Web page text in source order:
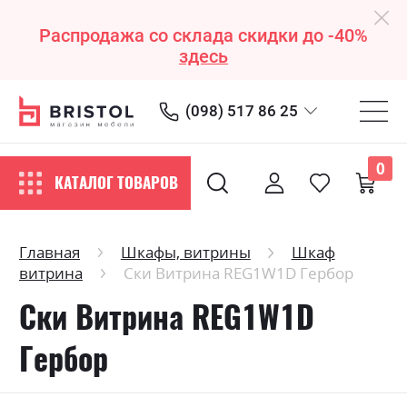
Распродажа со склада скидки до -40%
здесь
(098) 517 86 25
КАТАЛОГ ТОВАРОВ
0
Главная Шкафы, витрины
Шкаф
витрина
Ски Витрина REG1W1D Гербор
Ски Витрина REG1W1D
Гербор